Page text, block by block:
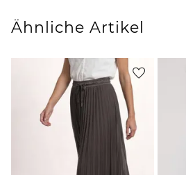
Ähnliche Artikel